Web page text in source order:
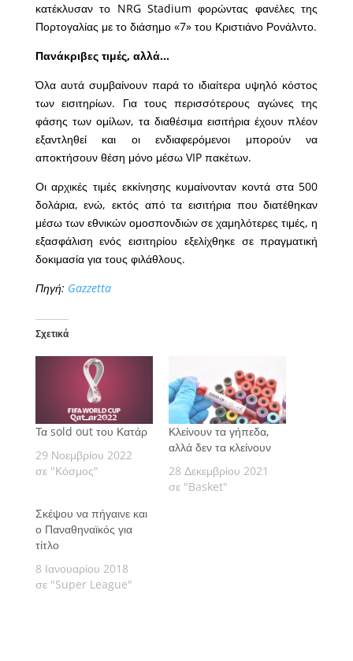
κατέκλυσαν το NRG Stadium φορώντας φανέλες της
Πορτογαλίας με το διάσημο «7» του Κριστιάνο Ρονάλντο.
Πανάκριβες τιμές, αλλά…
Όλα αυτά συμβαίνουν παρά το ιδιαίτερα υψηλό κόστος
των εισιτηρίων. Για τους περισσότερους αγώνες της
φάσης των ομίλων, τα διαθέσιμα εισιτήρια έχουν πλέον
εξαντληθεί και οι ενδιαφερόμενοι μπορούν να
αποκτήσουν θέση μόνο μέσω VIP πακέτων.
Οι αρχικές τιμές εκκίνησης κυμαίνονταν κοντά στα 500
δολάρια, ενώ, εκτός από τα εισιτήρια που διατέθηκαν
μέσω των εθνικών ομοσπονδιών σε χαμηλότερες τιμές, η
εξασφάλιση ενός εισιτηρίου εξελίχθηκε σε πραγματική
δοκιμασία για τους φιλάθλους.
Πηγή: Gazzetta
Σχετικά
Τα sold out του Κατάρ
29 Νοεμβρίου 2022
σε "Κόσμος"
Κλείνουν τα γήπεδα,
αλλά δεν τα κλείνουν
28 Δεκεμβρίου 2021
σε "Basket"
Σκέψου να πήγαινε και
ο Παναθηναϊκός για
τίτλο
8 Ιανουαρίου 2018
σε "Super League"